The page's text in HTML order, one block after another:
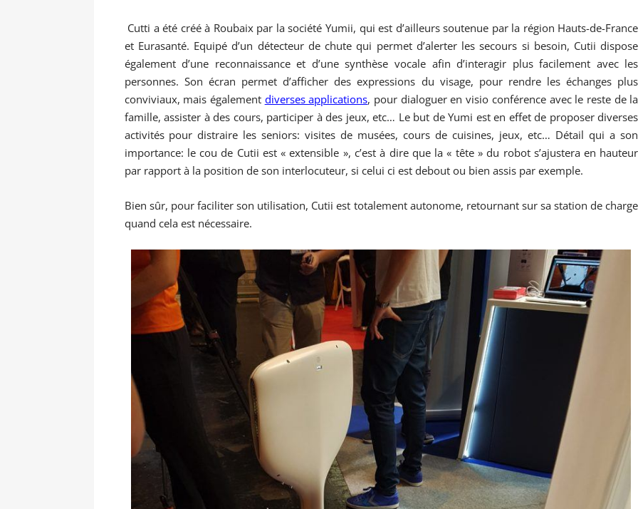
Cutti a été créé à Roubaix par la société Yumii, qui est d’ailleurs soutenue par la région Hauts-de-France
et Eurasanté. Equipé d’un détecteur de chute qui permet d’alerter les secours si besoin, Cutii dispose
également d’une reconnaissance et d’une synthèse vocale afin d’interagir plus facilement avec les
personnes. Son écran permet d’afficher des expressions du visage, pour rendre les échanges plus
conviviaux, mais également diverses applications, pour dialoguer en visio conférence avec le reste de la
famille, assister à des cours, participer à des jeux, etc… Le but de Yumi est en effet de proposer diverses
activités pour distraire les seniors: visites de musées, cours de cuisines, jeux, etc… Détail qui a son
importance: le cou de Cutii est « extensible », c’est à dire que la « tête » du robot s’ajustera en hauteur
par rapport à la position de son interlocuteur, si celui ci est debout ou bien assis par exemple.
Bien sûr, pour faciliter son utilisation, Cutii est totalement autonome, retournant sur sa station de charge
quand cela est nécessaire.